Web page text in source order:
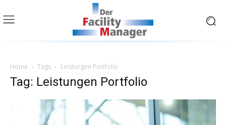
Home Tags Leistungen Portfolio
Tag: Leistungen Portfolio